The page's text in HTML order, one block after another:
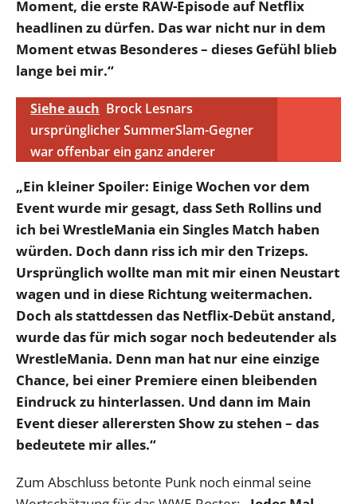
Moment, die erste RAW-Episode auf Netflix
headlinen zu dürfen. Das war nicht nur in dem
Moment etwas Besonderes – dieses Gefühl blieb
lange bei mir.“
Siehe auch Brock Lesnars
ursprünglicher SummerSlam-Gegner
war offenbar ein ganz anderer
„Ein kleiner Spoiler: Einige Wochen vor dem
Event wurde mir gesagt, dass Seth Rollins und
ich bei WrestleMania ein Singles Match haben
würden. Doch dann riss ich mir den Trizeps.
Ursprünglich wollte man mit mir einen Neustart
wagen und in diese Richtung weitermachen.
Doch als stattdessen das Netflix-Debüt anstand,
wurde das für mich sogar noch bedeutender als
WrestleMania. Denn man hat nur eine einzige
Chance, bei einer Premiere einen bleibenden
Eindruck zu hinterlassen. Und dann im Main
Event dieser allerersten Show zu stehen – das
bedeutete mir alles.“
Zum Abschluss betonte Punk noch einmal seine